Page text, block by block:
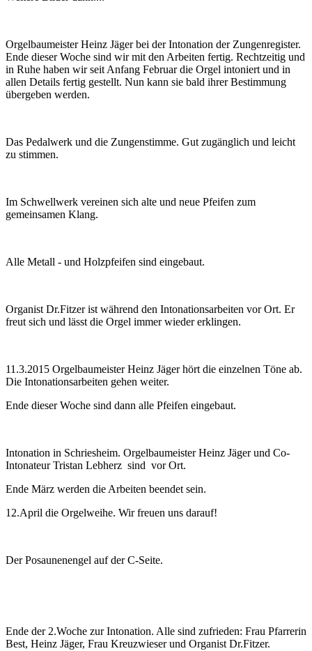
Orgelbaumeister Heinz Jäger bei der Intonation der Zungenregister.
Ende dieser Woche sind wir mit den Arbeiten fertig. Rechtzeitig und
in Ruhe haben wir seit Anfang Februar die Orgel intoniert und in
allen Details fertig gestellt. Nun kann sie bald ihrer Bestimmung
übergeben werden.
Das Pedalwerk und die Zungenstimme. Gut zugänglich und leicht
zu stimmen.
Im Schwellwerk vereinen sich alte und neue Pfeifen zum
gemeinsamen Klang.
Alle Metall - und Holzpfeifen sind eingebaut.
Organist Dr.Fitzer ist während den Intonationsarbeiten vor Ort. Er
freut sich und lässt die Orgel immer wieder erklingen.
11.3.2015 Orgelbaumeister Heinz Jäger hört die einzelnen Töne ab.
Die Intonationsarbeiten gehen weiter.
Ende dieser Woche sind dann alle Pfeifen eingebaut.
Intonation in Schriesheim. Orgelbaumeister Heinz Jäger und Co-
Intonateur Tristan Lebherz sind vor Ort.
Ende März werden die Arbeiten beendet sein.
12.April die Orgelweihe. Wir freuen uns darauf!
Der Posaunenengel auf der C-Seite.
Ende der 2.Woche zur Intonation. Alle sind zufrieden: Frau Pfarrerin
Best, Heinz Jäger, Frau Kreuzwieser und Organist Dr.Fitzer.